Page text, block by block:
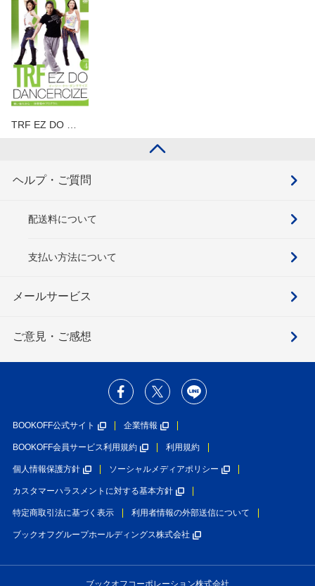
TRF EZ DO …
ヘルプ・ご質問
配送料について
支払い方法について
メールサービス
ご意見・ご感想
BOOKOFF公式サイト 企業情報
BOOKOFF会員サービス利用規約 利用規約
個人情報保護方針 ソーシャルメディアポリシー
カスタマーハラスメントに対する基本方針
特定商取引法に基づく表示 利用者情報の外部送信について
ブックオフグループホールディングス株式会社
ブックオフコーポレーション株式会社